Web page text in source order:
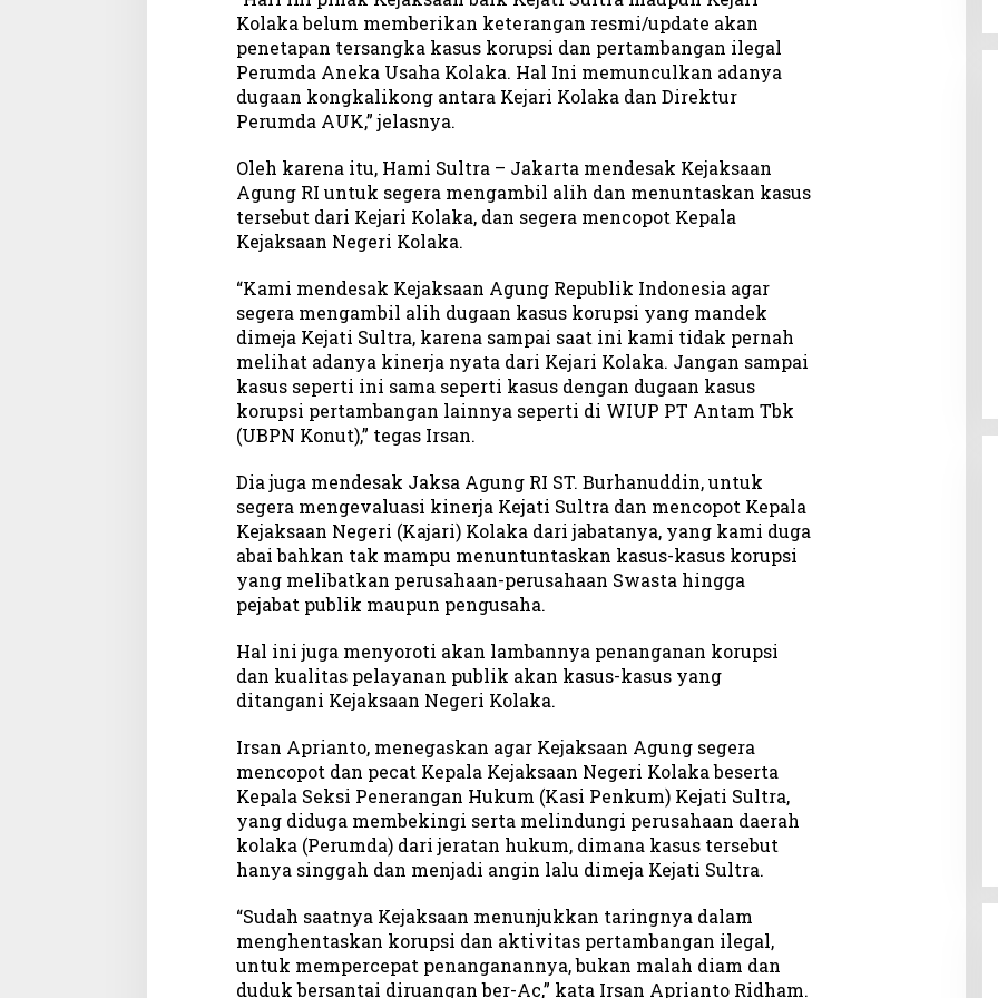
Kolaka belum memberikan keterangan resmi/update akan
penetapan tersangka kasus korupsi dan pertambangan ilegal
Perumda Aneka Usaha Kolaka. Hal Ini memunculkan adanya
dugaan kongkalikong antara Kejari Kolaka dan Direktur
Perumda AUK,” jelasnya.
Oleh karena itu, Hami Sultra – Jakarta mendesak Kejaksaan
Agung RI untuk segera mengambil alih dan menuntaskan kasus
tersebut dari Kejari Kolaka, dan segera mencopot Kepala
Kejaksaan Negeri Kolaka.
“Kami mendesak Kejaksaan Agung Republik Indonesia agar
segera mengambil alih dugaan kasus korupsi yang mandek
dimeja Kejati Sultra, karena sampai saat ini kami tidak pernah
melihat adanya kinerja nyata dari Kejari Kolaka. Jangan sampai
kasus seperti ini sama seperti kasus dengan dugaan kasus
korupsi pertambangan lainnya seperti di WIUP PT Antam Tbk
(UBPN Konut),” tegas Irsan.
Dia juga mendesak Jaksa Agung RI ST. Burhanuddin, untuk
segera mengevaluasi kinerja Kejati Sultra dan mencopot Kepala
Kejaksaan Negeri (Kajari) Kolaka dari jabatanya, yang kami duga
abai bahkan tak mampu menuntuntaskan kasus-kasus korupsi
yang melibatkan perusahaan-perusahaan Swasta hingga
pejabat publik maupun pengusaha.
Hal ini juga menyoroti akan lambannya penanganan korupsi
dan kualitas pelayanan publik akan kasus-kasus yang
ditangani Kejaksaan Negeri Kolaka.
Irsan Aprianto, menegaskan agar Kejaksaan Agung segera
mencopot dan pecat Kepala Kejaksaan Negeri Kolaka beserta
Kepala Seksi Penerangan Hukum (Kasi Penkum) Kejati Sultra,
yang diduga membekingi serta melindungi perusahaan daerah
kolaka (Perumda) dari jeratan hukum, dimana kasus tersebut
hanya singgah dan menjadi angin lalu dimeja Kejati Sultra.
“Sudah saatnya Kejaksaan menunjukkan taringnya dalam
menghentaskan korupsi dan aktivitas pertambangan ilegal,
untuk mempercepat penanganannya, bukan malah diam dan
duduk bersantai diruangan ber-Ac,” kata Irsan Aprianto Ridham.